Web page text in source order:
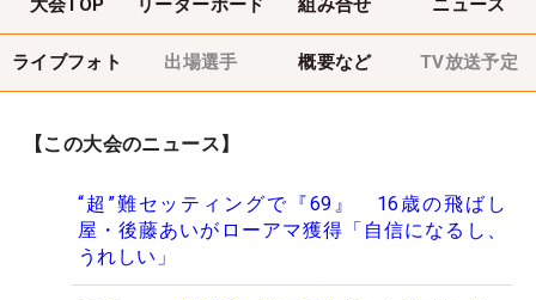
大会TOP リーダーボード 組み合せ ニュース
ライブフォト 出場選手 概要など TV放送予定
【この大会のニュース】
“超”難セッティングで『69』 16歳の飛ばし
屋・後藤あいがローアマ獲得「自信になるし、
うれしい」